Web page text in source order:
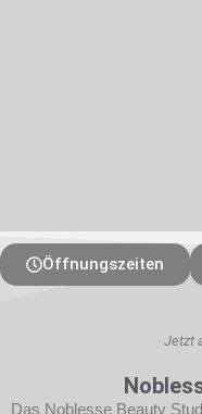
Öffnungszeiten
Jetzt
Das Noblesse Beauty